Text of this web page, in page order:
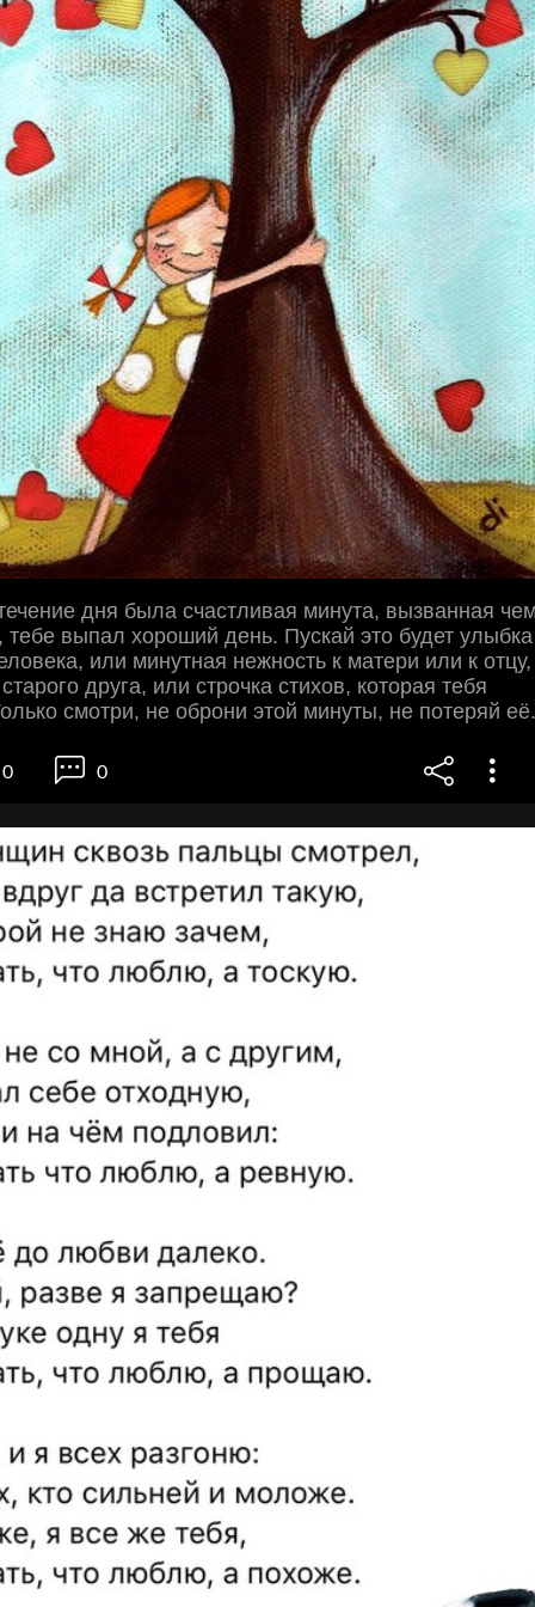
дня была счастливая минута, вызванная
тебе выпал хороший день. Пускай это будет улыбка
или минутная нежность к матери или к отцу,
друга, или строчка стихов, которая тебя
смотри, не оброни этой минуты, не потеряй её.
0 0